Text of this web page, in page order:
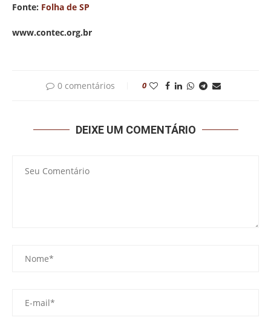
Fonte: Folha de SP
www.contec.org.br
0 comentários 0
DEIXE UM COMENTÁRIO